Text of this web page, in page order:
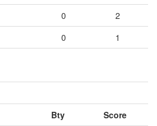
0
2
0
1
Bty
Score